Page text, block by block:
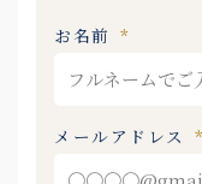
お名前
メールアドレス